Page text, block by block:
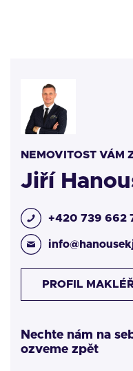
NEMOVITOST VÁM
Jiří
+420 739 662
PROFIL
Nechte nám na
ozveme zpět